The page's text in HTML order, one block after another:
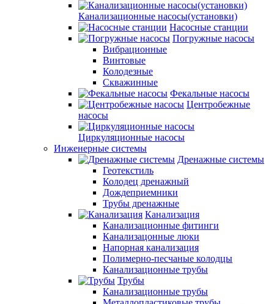
Канализационные насосы(установки)
Насосные станции
Погружные насосы
Вибрационные
Винтовые
Колодезные
Скважинные
Фекальные насосы
Центробежные
насосы
Циркуляционные насосы
Инженерные системы
Дренажные системы
Геотекстиль
Колодец дренажный
Дождеприемники
Трубы дренажные
Канализация
Канализационные фитинги
Канализацонные люки
Напорная канализация
Полимерно-песчаные колодцы
Канализационные трубы
Трубы
Канализационные трубы